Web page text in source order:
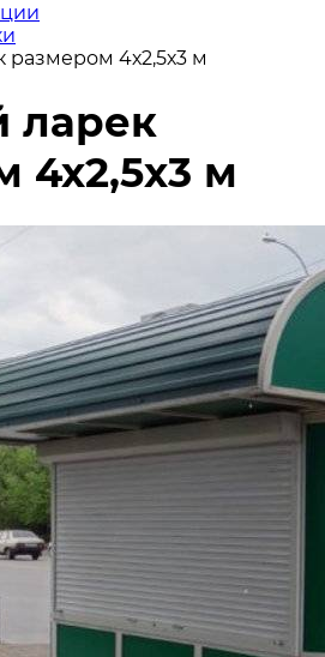
размером 4х2,5х3 м
ларек
4х2,5х3 м